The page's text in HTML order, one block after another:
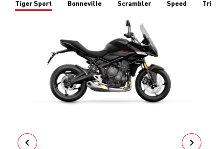
Tiger Sport Bonneville Scrambler Speed